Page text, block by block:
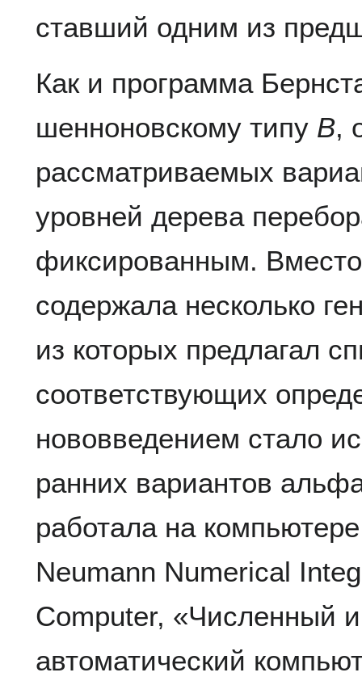
ставший одним из
Как и программа
шенноновскому типу B,
рассматриваемых
уровней дерева
фиксированным.
содержала несколько
из которых предлагал
соответствующих
нововведением стало
ранних вариантов
работала на
Neumann Numerical
Computer, «Численный
автоматический